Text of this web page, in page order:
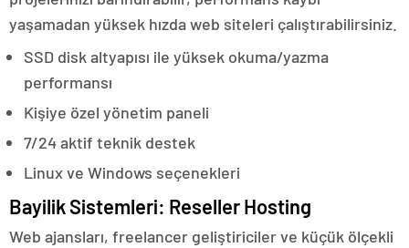
yaşamadan yüksek hızda web siteleri çalıştırabilirsiniz.
SSD disk altyapısı ile yüksek okuma/yazma
performansı
Kişiye özel yönetim paneli
7/24 aktif teknik destek
Linux ve Windows seçenekleri
Bayilik Sistemleri: Reseller Hosting
Web ajansları, freelancer geliştiriciler ve küçük ölçekli